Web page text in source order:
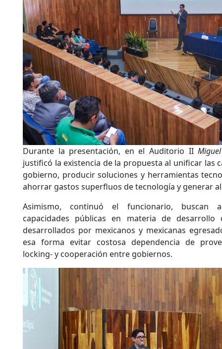
Durante la presentación, en el Auditorio II
justificó la existencia de la propuesta al unificar las
gobierno, producir soluciones y herramientas
ahorrar gastos superfluos de tecnología y generar
Asimismo, continuó el funcionario, buscan
capacidades públicas en materia de
desarrollados por mexicanos y mexicanas
esa forma evitar costosa dependencia de
locking- y cooperación entre gobiernos.